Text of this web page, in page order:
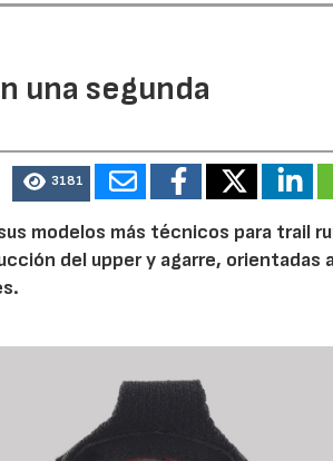
una segunda
3181
modelos más técnicos para trail
del upper y agarre, orientadas